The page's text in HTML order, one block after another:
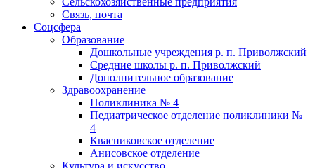
Связь, почта
Соцсфера
Образование
Дошкольные учреждения р. п. Приволжский
Средние школы р. п. Приволжский
Дополнительное образование
Здравоохранение
Поликлиника № 4
Педиатрическое отделение поликлиники №
4
Квасниковское отделение
Анисовское отделение